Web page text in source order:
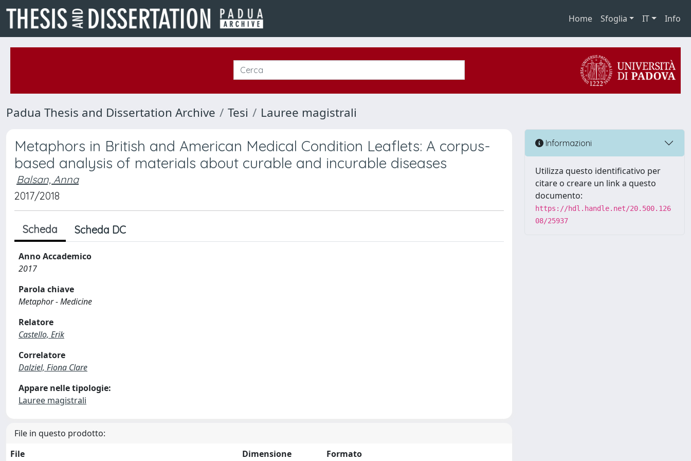
Home Sfoglia IT Info
Padua Thesis and Dissertation Archive Tesi Lauree magistrali
Metaphors in British and American Medical Condition Leaflets: A corpus-
based analysis of materials about curable and incurable diseases
Balsan, Anna
2017/2018
Scheda Scheda DC
Anno Accademico
2017
Parola chiave
Metaphor - Medicine
Relatore
Castello, Erik
Correlatore
Dalziel, Fiona Clare
Appare nelle tipologie:
Lauree magistrali
File in questo prodotto:
File
Dimensione Formato
Informazioni
Utilizza questo identificativo per
citare o creare un link a questo
documento:
https://hdl.handle.net/20.500.126
08/25937